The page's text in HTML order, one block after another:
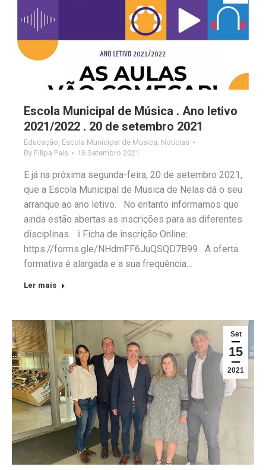
Escola Municipal de Música . Ano letivo
2021/2022 . 20 de setembro 2021
Educação Escola Municipal de Musica Notícias
By Filipa Pais 16 Setembro 2021
E já na próxima segunda-feira, 20 de setembro 2021,
que a Escola Municipal de Musica de Nelas dá o seu
arranque ao ano letivo. No entanto informamos que
ainda estão abertas as inscrições para as diferentes
disciplinas. ℹ Ficha de inscrição Online:
https://forms.gle/NHdmFF6JuQSQD7B99 A oferta
formativa é alargada e a sua frequência…
Ler mais
Set
15
2021